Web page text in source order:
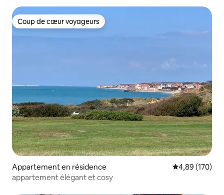
Coup de cœur voyageurs
Coup de cœur voyageurs
Appartement en résidence Évaluation
4,89 (170)
appartement élégant et cosy